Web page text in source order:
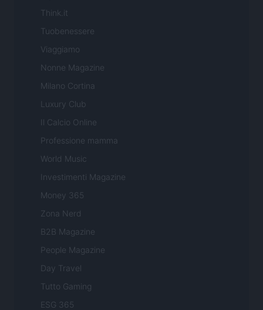
Think.it
Tuobenessere
Viaggiamo
Nonne Magazine
Milano Cortina
Luxury Club
Il Calcio Online
Professione mamma
World Music
Investimenti Magazine
Money 365
Zona Nerd
B2B Magazine
People Magazine
Day Travel
Tutto Gaming
ESG 365